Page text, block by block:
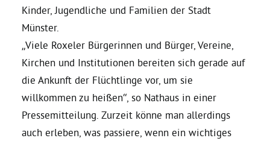
Grüne im Rathaus
Ratsfraktion
Kinder, Jugendliche und Familien der Stadt
Münster.
„Viele Roxeler Bürgerinnen und Bürger, Vereine,
Kirchen und Institutionen bereiten sich gerade auf
die Ankunft der Flüchtlinge vor, um sie
willkommen zu heißen“, so Nathaus in einer
Pressemitteilung. Zurzeit könne man allerdings
auch erleben, was passiere, wenn ein wichtiges